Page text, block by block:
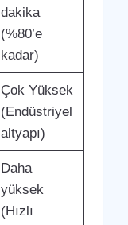
dakika
(%80’e
kadar)
Çok Yüksek
(Endüstriyel
altyapı)
Daha
yüksek
(Hızlı